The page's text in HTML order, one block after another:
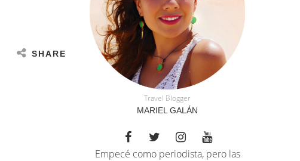
SHARE
Travel Blogger
MARIEL GALÁN
Empecé como periodista, pero las